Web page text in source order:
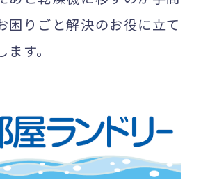
困りごと解決のお役に立て
す。